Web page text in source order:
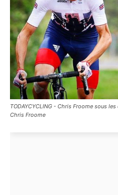
TODAYCYCLING - Chris Froome sous
Chris Froome